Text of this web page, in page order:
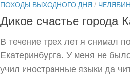
ПОХОДЫ ВЫХОДНОГО ДНЯ /
Дикое счастье города
В течение трех лет я снимал
Екатеринбурга. У меня не
учил иностранные языки да